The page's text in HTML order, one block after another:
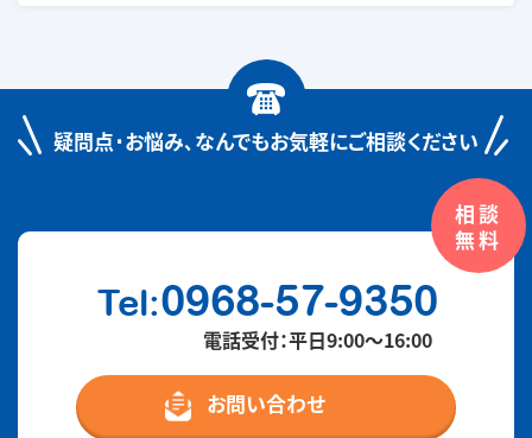
疑問点･お悩み､ なんでもお気軽にご相談ください
相談
無料
Tel:0968-57-9350
電話受付：平日9:00〜16:00
お問い合わせ